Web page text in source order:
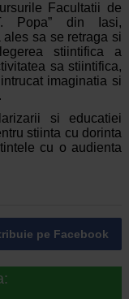
Facultatii de
Popa” din Iasi,
sa se retraga si
stiintifica a
sa stiintifica,
imaginatia si
si educatiei
stiinta cu dorinta
cu o audienta
pe Facebook